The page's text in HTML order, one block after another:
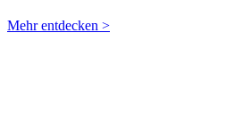
Mehr entdecken >